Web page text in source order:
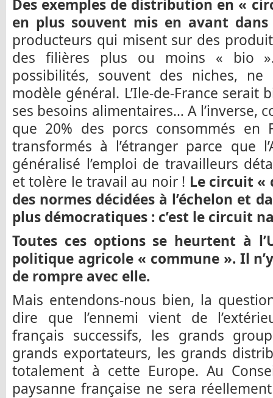
Des exemples de distribution en «
en plus souvent mis en avant dans
producteurs qui misent sur des
des filières plus ou moins « bio
possibilités, souvent des niches,
modèle général. L’Ile-de-France serait
ses besoins alimentaires… A l’inverse,
que 20% des porcs consommés en
transformés à l’étranger parce que
généralisé l’emploi de travailleurs
et tolère le travail au noir ! Le circuit «
des normes décidées à l’échelon et
plus démocratiques : c’est le circuit
Toutes ces options se heurtent à
politique agricole « commune ». Il
de rompre avec elle.
Mais entendons-nous bien, la
dire que l’ennemi vient de
français successifs, les grands
grands exportateurs, les grands
totalement à cette Europe. Au
paysanne française ne sera